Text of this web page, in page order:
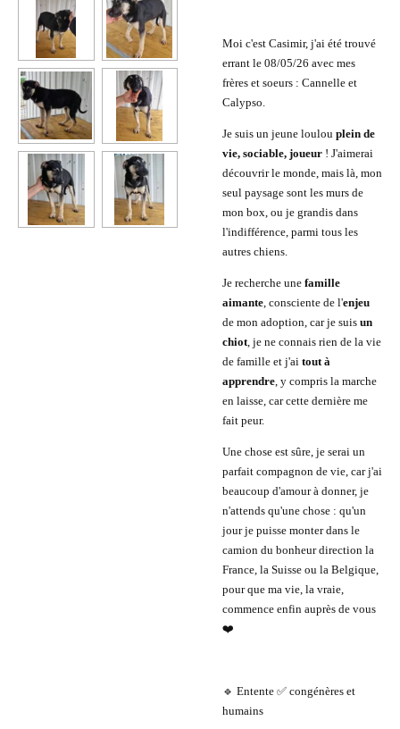
Moi c'est Casimir, j'ai été trouvé
errant le 08/05/26 avec mes
frères et soeurs : Cannelle et
Calypso.
Je suis un jeune loulou plein de
vie, sociable, joueur ! J'aimerai
découvrir le monde, mais là, mon
seul paysage sont les murs de
mon box, ou je grandis dans
l'indifférence, parmi tous les
autres chiens.
Je recherche une famille
aimante, consciente de l'enjeu
de mon adoption, car je suis un
chiot, je ne connais rien de la vie
de famille et j'ai tout à
apprendre, y compris la marche
en laisse, car cette dernière me
fait peur.
Une chose est sûre, je serai un
parfait compagnon de vie, car j'ai
beaucoup d'amour à donner, je
n'attends qu'une chose : qu'un
jour je puisse monter dans le
camion du bonheur direction la
France, la Suisse ou la Belgique,
pour que ma vie, la vraie,
commence enfin auprès de vous
❤️
🔹 Entente ✅ congénères et
humains